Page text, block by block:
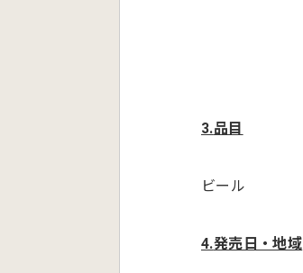
3.品目
ビール
4.発売日・地域